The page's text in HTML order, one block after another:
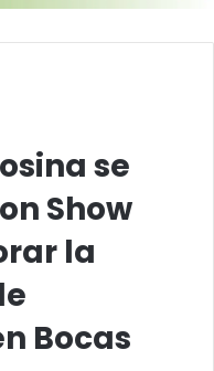
se
Show
la
Bocas